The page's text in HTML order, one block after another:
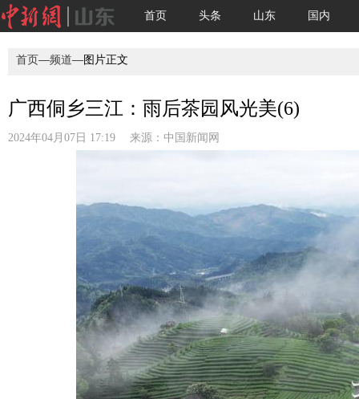
首页 头条 山东 国内
首页—频道—图片正文
广西侗乡三江：雨后茶园风光美(6)
2024年04月07日 17:19 来源： 中国新闻网